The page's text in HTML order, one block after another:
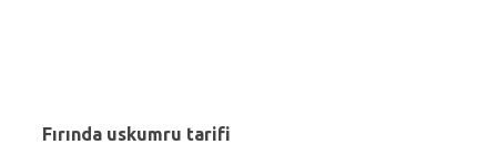
Fırında uskumru tarifi